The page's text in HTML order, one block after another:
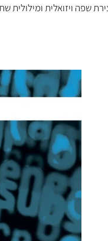
שפה ויזואלית